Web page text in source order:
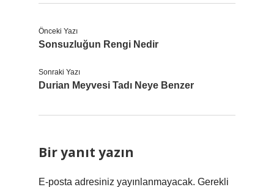
Önceki Yazı
Sonsuzluğun Rengi Nedir
Sonraki Yazı
Durian Meyvesi Tadı Neye Benzer
Bir yanıt yazın
E-posta adresiniz yayınlanmayacak. Gerekli